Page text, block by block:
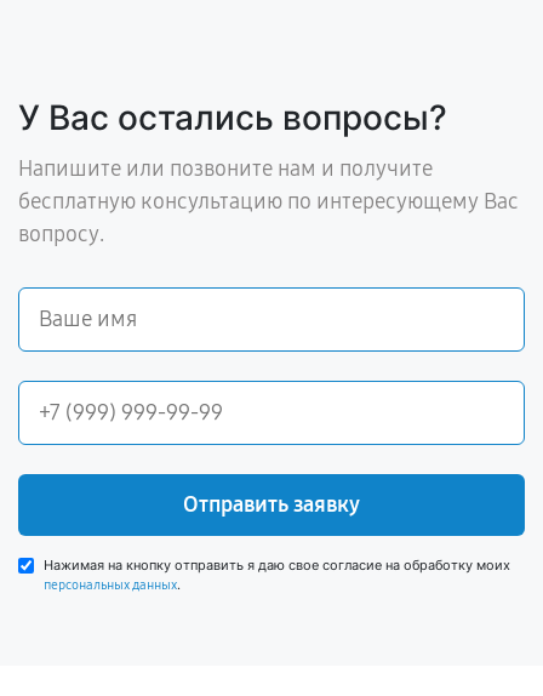
У Вас остались вопросы?
Напишите или позвоните нам и получите
бесплатную консультацию по интересующему Вас
вопросу.
Отправить заявку
Нажимая на кнопку отправить я даю свое согласие на обработку моих
персональных данных.